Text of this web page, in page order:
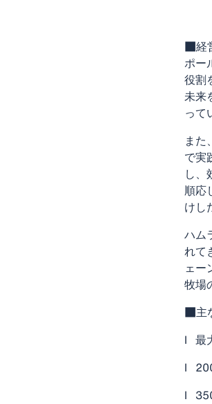
■経
ポー
役割
未来
って
また
で実
し、
順応
けし
ハム
れて
ェー
牧場
■主
l 最
l
l